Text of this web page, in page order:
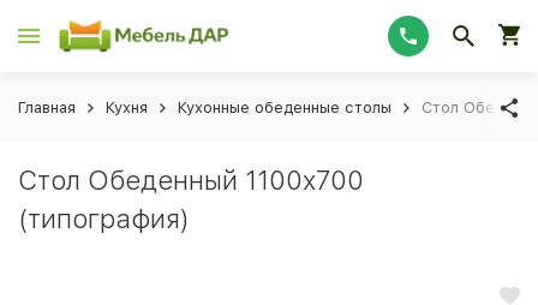
Главная Кухня Кухонные обеденные столы Стол
Стол Обеденный 1100x700
(типография)